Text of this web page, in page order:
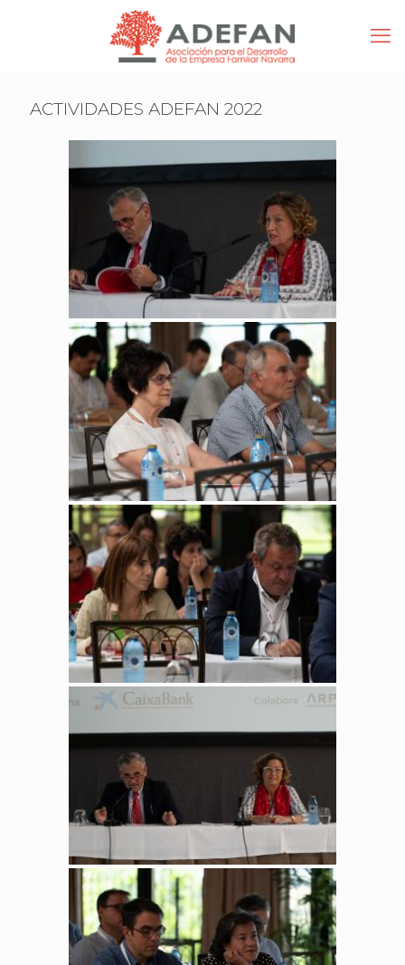
ACTIVIDADES ADEFAN 2022